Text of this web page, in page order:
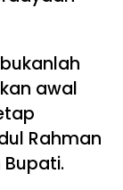
awal
Rahman